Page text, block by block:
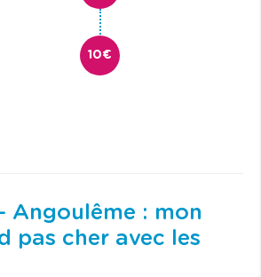
10€
Angoulême : mon
pas cher avec les